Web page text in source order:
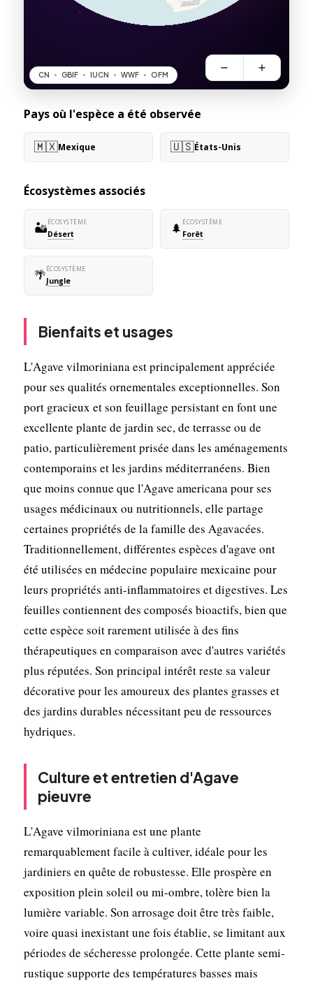
Pays où l'espèce a été observée
🇲🇽Mexique 🇺🇸États-Unis
Écosystèmes associés
🏜️ÉCOSYSTÈME
Désert 🌲 ÉCOSYSTÈME
Forêt
🌴ÉCOSYSTÈME
Jungle
Bienfaits et usages
L'Agave vilmoriniana est principalement appréciée
pour ses qualités ornementales exceptionnelles. Son
port gracieux et son feuillage persistant en font une
excellente plante de jardin sec, de terrasse ou de
patio, particulièrement prisée dans les aménagements
contemporains et les jardins méditerranéens. Bien
que moins connue que l'Agave americana pour ses
usages médicinaux ou nutritionnels, elle partage
certaines propriétés de la famille des Agavacées.
Traditionnellement, différentes espèces d'agave ont
été utilisées en médecine populaire mexicaine pour
leurs propriétés anti-inflammatoires et digestives. Les
feuilles contiennent des composés bioactifs, bien que
cette espèce soit rarement utilisée à des fins
thérapeutiques en comparaison avec d'autres variétés
plus réputées. Son principal intérêt reste sa valeur
décorative pour les amoureux des plantes grasses et
des jardins durables nécessitant peu de ressources
hydriques.
Culture et entretien d'Agave
pieuvre
L'Agave vilmoriniana est une plante
remarquablement facile à cultiver, idéale pour les
jardiniers en quête de robustesse. Elle prospère en
exposition plein soleil ou mi-ombre, tolère bien la
lumière variable. Son arrosage doit être très faible,
voire quasi inexistant une fois établie, se limitant aux
périodes de sécheresse prolongée. Cette plante semi-
rustique supporte des températures basses mais